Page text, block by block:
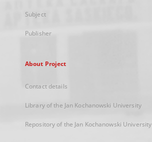
Subject
Publisher
About Project
Contact details
Library of the Jan Kochanowski University
Repository of the Jan Kochanowski University